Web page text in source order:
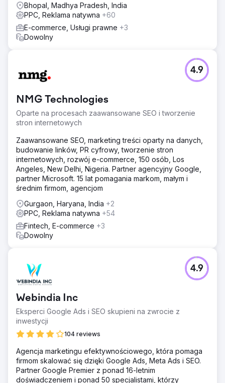
Bhopal, Madhya Pradesh, India
PPC, Reklama natywna +60
E-commerce, Usługi prawne +3
Dowolny
NMG Technologies
Oparte na procesach zaawansowane SEO i tworzenie
stron internetowych
4.9
Zaawansowane SEO, marketing treści oparty na danych,
budowanie linków, PR cyfrowy, tworzenie stron
internetowych, rozwój e-commerce, 150 osób, Los
Angeles, New Delhi, Nigeria. Partner agencyjny Google,
partner Microsoft. 15 lat pomagania markom, małym i
średnim firmom, agencjom
Gurgaon, Haryana, India +2
PPC, Reklama natywna +54
Fintech, E-commerce +3
Dowolny
Webindia Inc
Eksperci Google Ads i SEO skupieni na zwrocie z
inwestycji
104 reviews
4.9
Agencja marketingu efektywnościowego, która pomaga
firmom skalować się dzięki Google Ads, Meta Ads i SEO.
Partner Google Premier z ponad 16-letnim
doświadczeniem i ponad 50 specjalistami, którzy